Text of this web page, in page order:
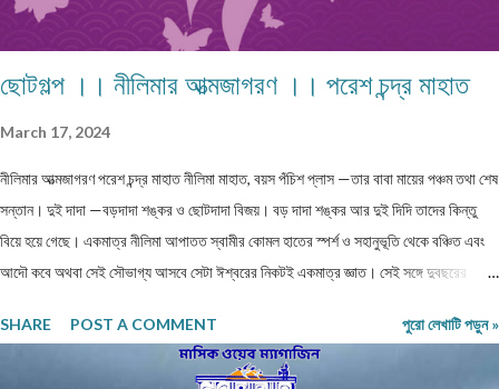
ছোটগল্প ।। নীলিমার আত্মজাগরণ ।। পরেশ চন্দ্র মাহাত
March 17, 2024
নীলিমার আত্মজাগরণ পরেশ চন্দ্র মাহাত নীলিমা মাহাত, বয়স পঁচিশ প্লাস —তার বাবা মায়ের পঞ্চম তথা শেষ
সন্তান। দুই দাদা —বড়দাদা শঙ্কর ও ছোটদাদা বিজয়। বড় দাদা শঙ্কর আর দুই দিদি তাদের কিন্তু
বিয়ে হয়ে গেছে। একমাত্র নীলিমা আপাতত স্বামীর কোমল হাতের স্পর্শ ও সহানুভূতি থেকে বঞ্চিত এবং
আদৌ কবে অথবা সেই সৌভাগ্য আসবে সেটা ঈশ্বরের নিকটই একমাত্র জ্ঞাত। সেই সঙ্গে দুবছরের
গঠিত সংসার নীলিমাদের পরিবার। মধ্যবিত্ত পরিবার —মধ্যবিত্ত পরিবার না বলে যদি নিম্নবিত্ত বলা
হয় তবুও কোনো অত্যুক্তি করা হয় না। বাবার প্রত্যেকদিনের আয়ের উপর ভিত্তি করেই চলে সংসার।
SHARE POST A COMMENT পুরো লেখাটি পড়ুন »